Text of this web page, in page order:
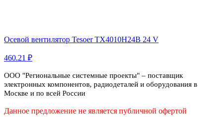
Осевой вентилятор Tesoer TX4010H24B 24 V
460.21 ₽
ООО "Региональные системные проекты" – поставщик
электронных компонентов, радиодеталей и оборудования в
Москве и по всей России
Данное предложение не является публичной офертой